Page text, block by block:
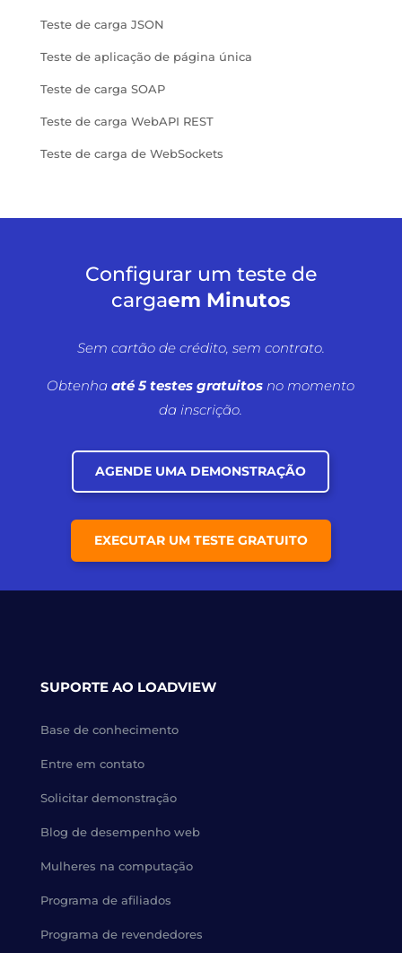
Teste de carga JSON
Teste de aplicação de página única
Teste de carga SOAP
Teste de carga WebAPI REST
Teste de carga de WebSockets
Configurar um teste de
cargaem Minutos
Sem cartão de crédito, sem contrato.
Obtenhaaté 5 testes gratuitos no momento
da inscrição.
AGENDE UMA DEMONSTRAÇÃO
EXECUTAR UM TESTE GRATUITO
SUPORTE AO LOADVIEW
Base de conhecimento
Entre em contato
Solicitar demonstração
Blog de desempenho web
Mulheres na computação
Programa de afiliados
Programa de revendedores